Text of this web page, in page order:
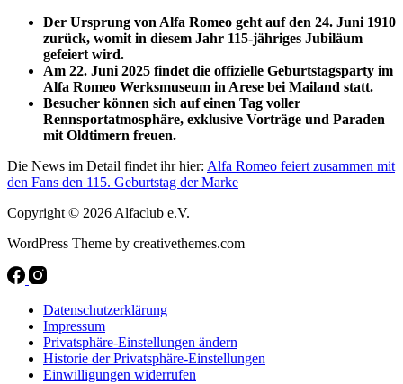
Der Ursprung von Alfa Romeo geht auf den 24. Juni 1910
zurück, womit in diesem Jahr 115-jähriges Jubiläum
gefeiert wird.
Am 22. Juni 2025 findet die offizielle Geburtstagsparty im
Alfa Romeo Werksmuseum in Arese bei Mailand statt.
Besucher können sich auf einen Tag voller
Rennsportatmosphäre, exklusive Vorträge und Paraden
mit Oldtimern freuen.
Die News im Detail findet ihr hier: Alfa Romeo feiert zusammen mit
den Fans den 115. Geburtstag der Marke
Copyright © 2026 Alfaclub e.V.
WordPress Theme by creativethemes.com
Datenschutzerklärung
Impressum
Privatsphäre-Einstellungen ändern
Historie der Privatsphäre-Einstellungen
Einwilligungen widerrufen